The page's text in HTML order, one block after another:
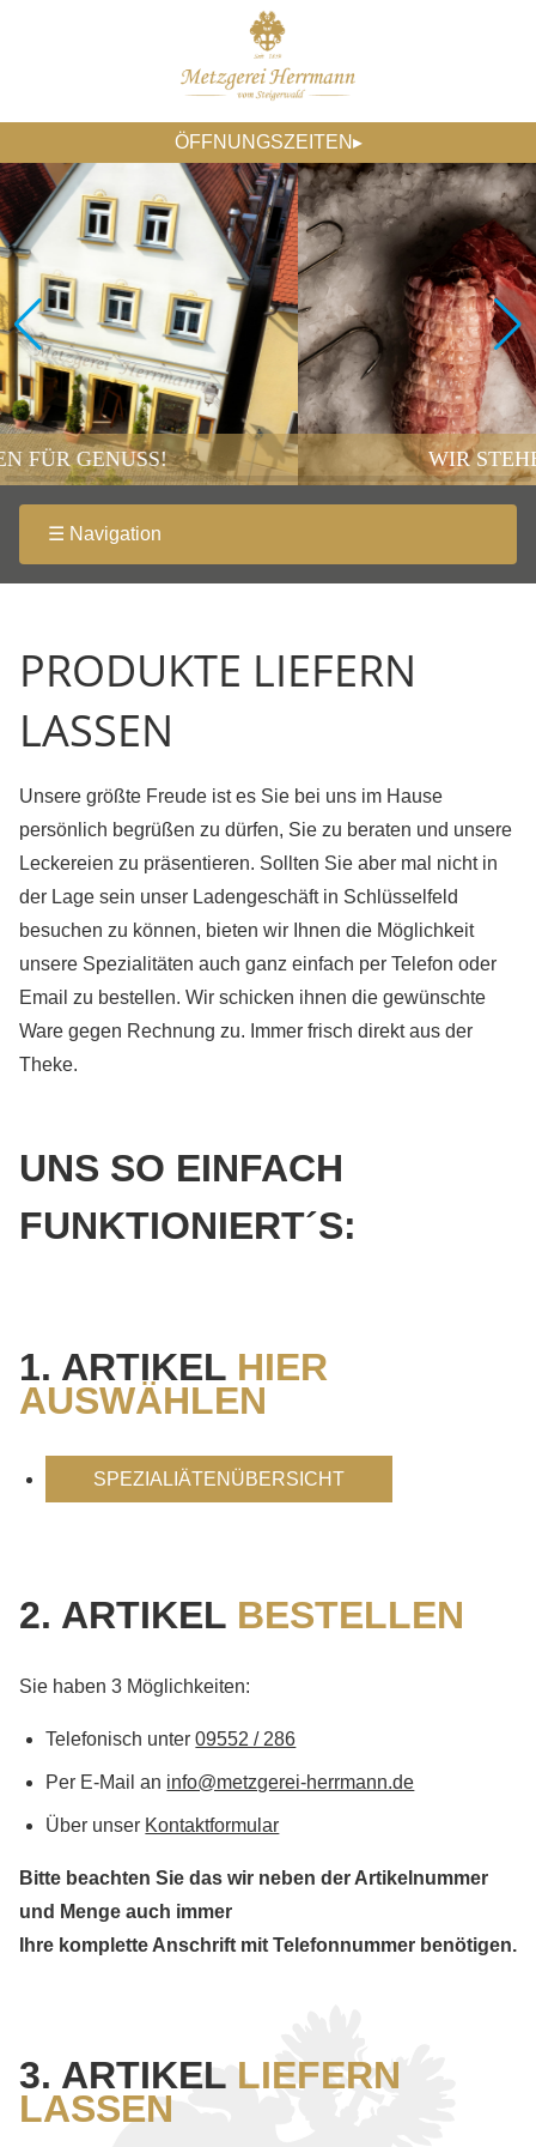
ÖFFNUNGSZEITEN▸
WIR STEHEN FÜR
☰ Navigation
PRODUKTE LIEFERN
LASSEN
Unsere größte Freude ist es Sie bei uns im Hause
persönlich begrüßen zu dürfen, Sie zu beraten und unsere
Leckereien zu präsentieren. Sollten Sie aber mal nicht in
der Lage sein unser Ladengeschäft in Schlüsselfeld
besuchen zu können, bieten wir Ihnen die Möglichkeit
unsere Spezialitäten auch ganz einfach per Telefon oder
Email zu bestellen. Wir schicken ihnen die gewünschte
Ware gegen Rechnung zu. Immer frisch direkt aus der
Theke.
UNS SO EINFACH
FUNKTIONIERT´S:
1. ARTIKEL HIER
AUSWÄHLEN
SPEZIALIÄTENÜBERSICHT
2. ARTIKEL BESTELLEN
Sie haben 3 Möglichkeiten:
Telefonisch unter09552 / 286
Per E-Mail an info@metzgerei-herrmann.de
Über unser Kontaktformular
Bitte beachten Sie das wir neben der Artikelnummer
und Menge auch immer
Ihre komplette Anschrift mit Telefonnummer benötigen.
3. ARTIKEL LIEFERN
LASSEN